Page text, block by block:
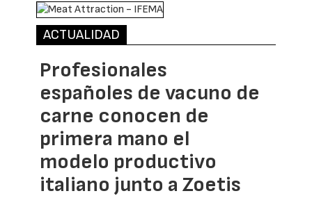
ACTUALIDAD
Profesionales
españoles de vacuno de
carne conocen de
primera mano el
modelo productivo
italiano junto a Zoetis